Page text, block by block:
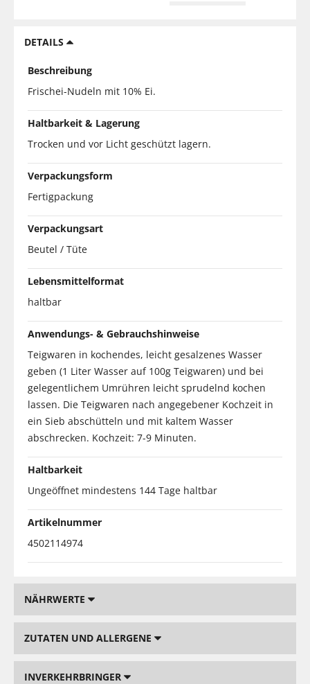
DETAILS
Beschreibung
Frischei-Nudeln mit 10% Ei.
Haltbarkeit & Lagerung
Trocken und vor Licht geschützt lagern.
Verpackungsform
Fertigpackung
Verpackungsart
Beutel / Tüte
Lebensmittelformat
haltbar
Anwendungs- & Gebrauchshinweise
Teigwaren in kochendes, leicht gesalzenes Wasser
geben (1 Liter Wasser auf 100g Teigwaren) und bei
gelegentlichem Umrühren leicht sprudelnd kochen
lassen. Die Teigwaren nach angegebener Kochzeit in
ein Sieb abschütteln und mit kaltem Wasser
abschrecken. Kochzeit: 7-9 Minuten.
Haltbarkeit
Ungeöffnet mindestens 144 Tage haltbar
Artikelnummer
4502114974
NÄHRWERTE
ZUTATEN UND ALLERGENE
INVERKEHRBRINGER